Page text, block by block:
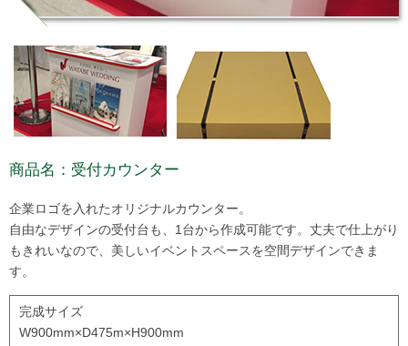
商品名：受付カウンター
企業ロゴを入れたオリジナルカウンター。
自由なデザインの受付台も、1台から作成可能です。丈夫で仕上がり
もきれいなので、美しいイベントスペースを空間デザインできま
す。
完成サイズ
W900mm×D475m×H900mm